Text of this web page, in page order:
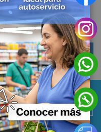
como: comparar
e ingresar al Portal de
no implica su registro
SUSCRIBIRSE